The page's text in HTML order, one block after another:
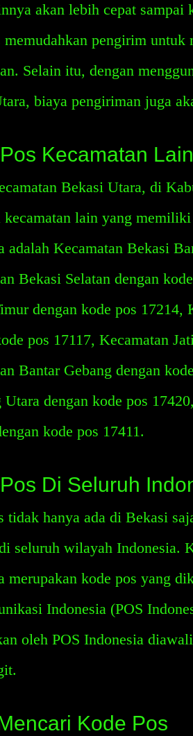
akan lebih cepat
memudahkan pengirim
Selain itu, dengan
biaya pengiriman juga
Kecamatan
Bekasi Utara, di
kecamatan lain yang
adalah Kecamatan Bekasi
Bekasi Selatan dengan
dengan kode pos 17214,
pos 17117, Kecamatan
Bantar Gebang dengan
Utara dengan kode pos
kode pos 17411.
Di Seluruh
tidak hanya ada di Bekasi
seluruh wilayah Indonesia.
merupakan kode pos yang
Indonesia (POS
oleh POS Indonesia
Kode Pos